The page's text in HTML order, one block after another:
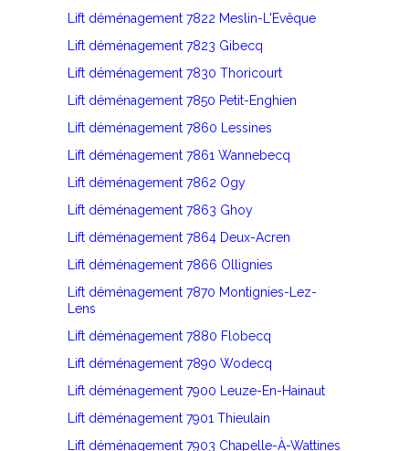
Lift déménagement 7822 Meslin-L'Evêque
Lift déménagement 7823 Gibecq
Lift déménagement 7830 Thoricourt
Lift déménagement 7850 Petit-Enghien
Lift déménagement 7860 Lessines
Lift déménagement 7861 Wannebecq
Lift déménagement 7862 Ogy
Lift déménagement 7863 Ghoy
Lift déménagement 7864 Deux-Acren
Lift déménagement 7866 Ollignies
Lift déménagement 7870 Montignies-Lez-
Lens
Lift déménagement 7880 Flobecq
Lift déménagement 7890 Wodecq
Lift déménagement 7900 Leuze-En-Hainaut
Lift déménagement 7901 Thieulain
Lift déménagement 7903 Chapelle-À-Wattines